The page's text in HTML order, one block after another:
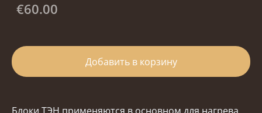
€60.00
Добавить в корзину